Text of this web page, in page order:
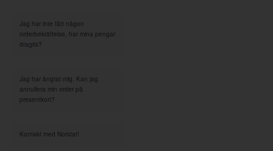
Jag har inte fått någon
orderbekräftelse, har mina pengar
dragits?
Jag har ångrat mig. Kan jag
annullera min order på
presentkort?
Kontakt med Norstat!